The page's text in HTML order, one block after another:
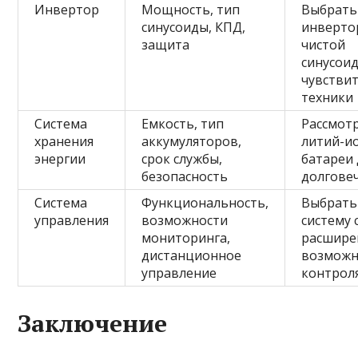
Инвертор
Мощность, тип
синусоиды, КПД,
защита
Выбрать
чистой
техники
Система
хранения
энергии
Емкость, тип
аккумуляторов,
срок службы,
безопасность
литий-
батареи
Система
управления
Функциональность,
возможности
мониторинга,
дистанционное
управление
Выбрать
систему
Заключение